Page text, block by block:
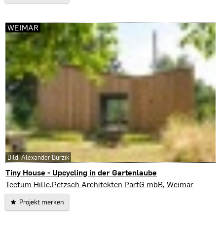
Tiny House - Upcycling in der Gartenlaube
Weimar
Tectum Hille.Petzsch Architekten PartG mbB, Weimar
Projekt merken
WEIMAR
Bild: Alexander Burzik